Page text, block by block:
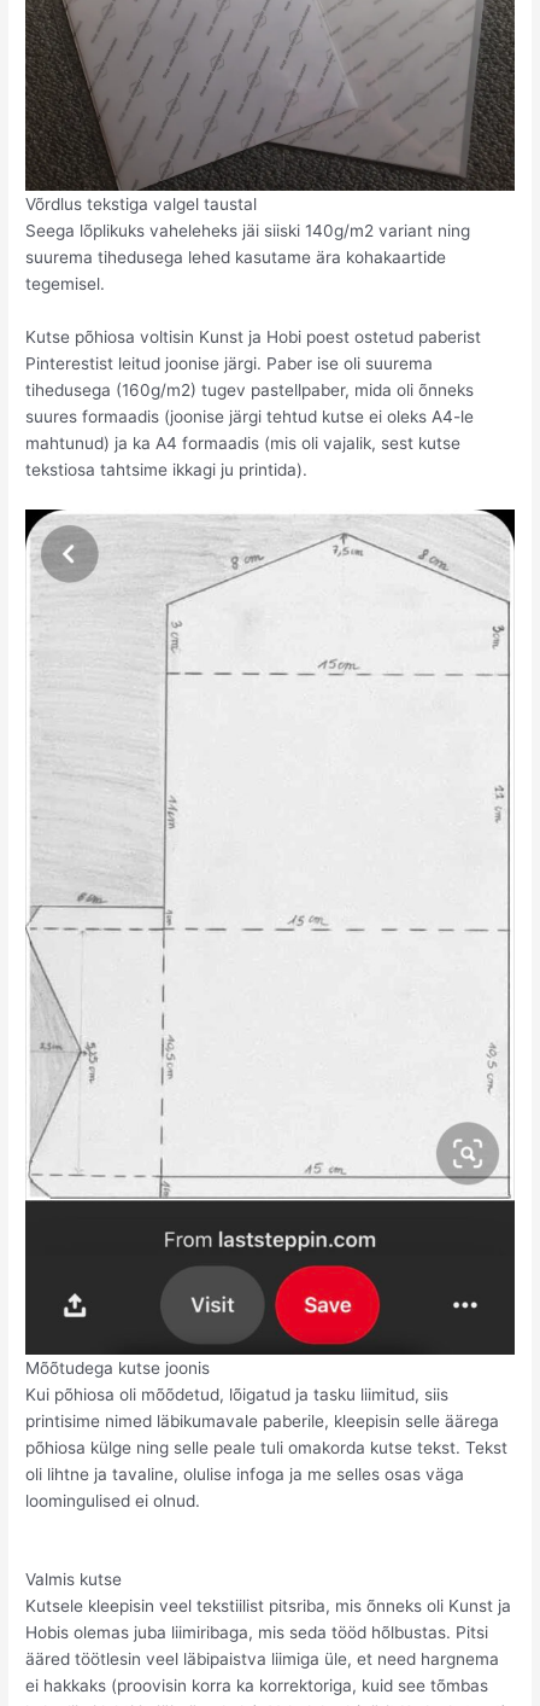
Võrdlus tekstiga valgel taustal
Seega lõplikuks vaheleheks jäi siiski 140g/m2 variant ning
suurema tihedusega lehed kasutame ära kohakaartide
tegemisel.
Kutse põhiosa voltisin Kunst ja Hobi poest ostetud paberist
Pinterestist leitud joonise järgi. Paber ise oli suurema
tihedusega (160g/m2) tugev pastellpaber, mida oli õnneks
suures formaadis (joonise järgi tehtud kutse ei oleks A4-le
mahtunud) ja ka A4 formaadis (mis oli vajalik, sest kutse
tekstiosa tahtsime ikkagi ju printida).
Mõõtudega kutse joonis
Kui põhiosa oli mõõdetud, lõigatud ja tasku liimitud, siis
printisime nimed läbikumavale paberile, kleepisin selle äärega
põhiosa külge ning selle peale tuli omakorda kutse tekst. Tekst
oli lihtne ja tavaline, olulise infoga ja me selles osas väga
loomingulised ei olnud.
Valmis kutse
Kutsele kleepisin veel tekstiilist pitsriba, mis õnneks oli Kunst ja
Hobis olemas juba liimiribaga, mis seda tööd hõlbustas. Pitsi
ääred töötlesin veel läbipaistva liimiga üle, et need hargnema
ei hakkaks (proovisin korra ka korrektoriga, kuid see tõmbas